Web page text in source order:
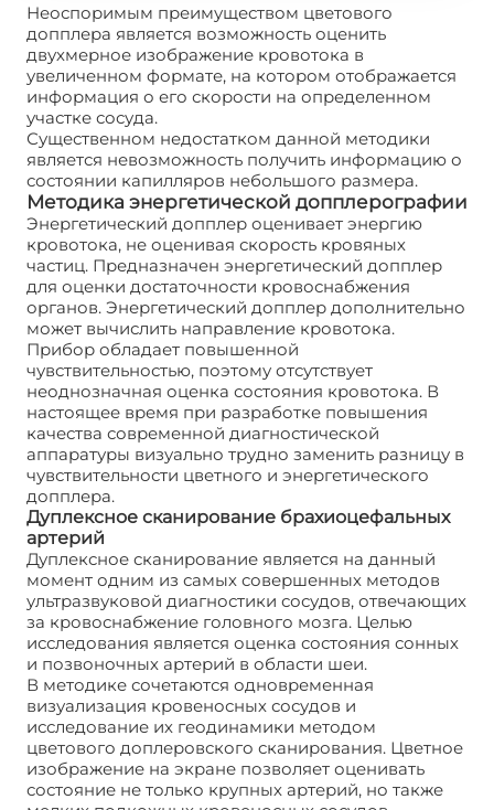
Неоспоримым преимуществом цветового
допплера является возможность оценить
двухмерное изображение кровотока в
увеличенном формате, на котором отображается
информация о его скорости на определенном
участке сосуда.
Существенном недостатком данной методики
является невозможность получить информацию о
состоянии капилляров небольшого размера.
Методика энергетической допплерографии
Энергетический допплер оценивает энергию
кровотока, не оценивая скорость кровяных
частиц. Предназначен энергетический допплер
для оценки достаточности кровоснабжения
органов. Энергетический допплер дополнительно
может вычислить направление кровотока.
Прибор обладает повышенной
чувствительностью, поэтому отсутствует
неоднозначная оценка состояния кровотока. В
настоящее время при разработке повышения
качества современной диагностической
аппаратуры визуально трудно заменить разницу в
чувствительности цветного и энергетического
допплера.
Дуплексное сканирование брахиоцефальных
артерий
Дуплексное сканирование является на данный
момент одним из самых совершенных методов
ультразвуковой диагностики сосудов, отвечающих
за кровоснабжение головного мозга. Целью
исследования является оценка состояния сонных
и позвоночных артерий в области шеи.
В методике сочетаются одновременная
визуализация кровеносных сосудов и
исследование их геодинамики методом
цветового доплеровского сканирования. Цветное
изображение на экране позволяет оценивать
состояние не только крупных артерий, но также